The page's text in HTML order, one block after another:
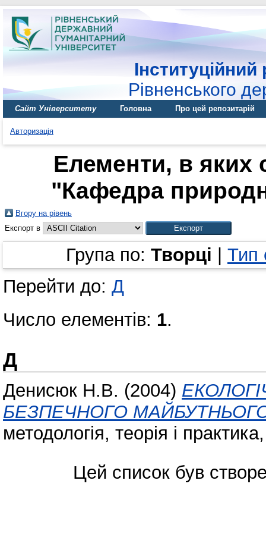
Інституційний
Рівненського
Сайт Університету Головна Про цей репозитарій
Авторизація
Елементи, в яких
"Кафедра
Вгору на рівень
Експорт в
Група по: Творці
Тип
Перейти до: Д
Число елементів: 1.
Д
Денисюк Н.В. (2004)
БЕЗПЕЧНОГО
методологія, теорія і
Цей список був